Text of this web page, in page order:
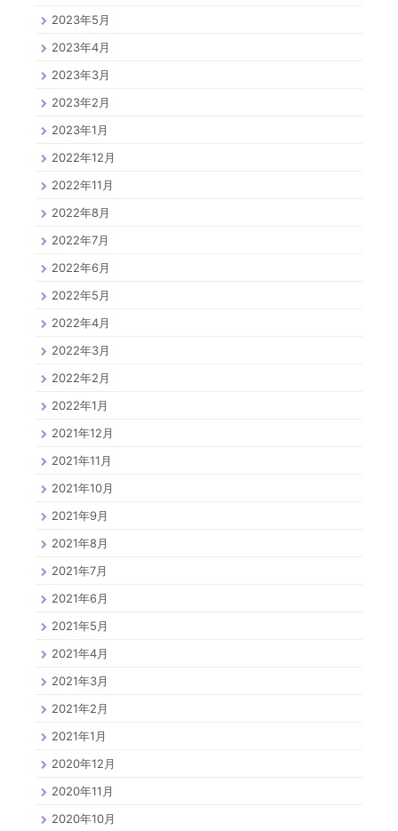
2023年5月
2023年4月
2023年3月
2023年2月
2023年1月
2022年12月
2022年11月
2022年8月
2022年7月
2022年6月
2022年5月
2022年4月
2022年3月
2022年2月
2022年1月
2021年12月
2021年11月
2021年10月
2021年9月
2021年8月
2021年7月
2021年6月
2021年5月
2021年4月
2021年3月
2021年2月
2021年1月
2020年12月
2020年11月
2020年10月